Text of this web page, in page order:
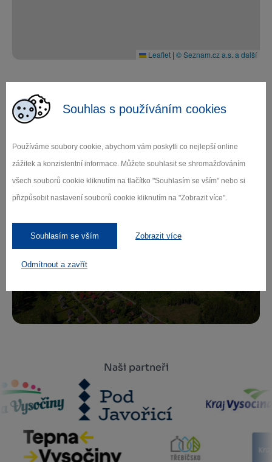
Souhlas s používáním cookies
Používáme soubory cookie, abychom vám poskytli co nejlepší online
zážitek a konzistentní informace. Můžete souhlasit se shromažďováním
všech souborů cookie kliknutím na tlačítko "Souhlasím se vším" nebo si
přizpůsobit nastavení souborů cookie kliknutím na "Zobrazit více".
Souhlasím se vším Zobrazit více
Odmítnout a zavřít
Leaflet | © Seznam.cz a.s. a další
Naši partneři